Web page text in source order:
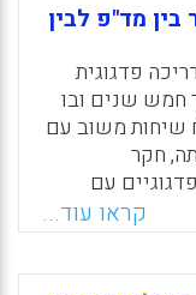
מד"פ לבין
פדגוגית
שנים ובו
שיחות משוב עם
חקר
עם
בין
יכולות
רפלקטיביות ומומחיות בהוראה מסגלת (Elizabeth
קראו עוד...